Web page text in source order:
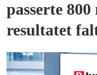
passerte
resultatet